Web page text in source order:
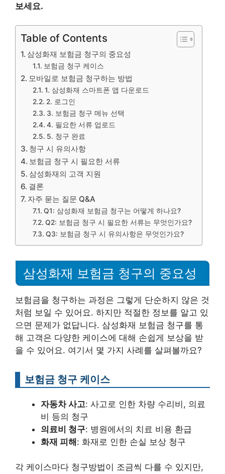
보세요.
Table of Contents
삼성화재 보험금 청구의 중요성
보험금 청구 케이스
모바일로 보험금 청구하는 방법
1. 삼성화재 스마트폰 앱 다운로드
2. 로그인
3. 보험금 청구 메뉴 선택
4. 필요한 서류 업로드
5. 청구 완료
청구 시 유의사항
보험금 청구 시 필요한 서류
삼성화재의 고객 지원
결론
자주 묻는 질문 Q&A
Q1: 삼성화재 보험금 청구는 어떻게 하나요?
Q2: 보험금 청구 시 필요한 서류는 무엇인가요?
Q3: 보험금 청구 시 유의사항은 무엇인가요?
삼성화재 보험금 청구의 중요성
보험금을 청구하는 과정은 그렇게 단순하지 않은 것
처럼 보일 수 있어요. 하지만 적절한 정보를 알고 있
으면 문제가 없답니다. 삼성화재 보험금 청구를 통
해 고객은 다양한 케이스에 대해 손쉽게 보상을 받
을 수 있어요. 여기서 몇 가지 사례를 살펴볼까요?
보험금 청구 케이스
자동차 사고: 사고로 인한 차량 수리비, 의료
비 등의 청구
의료비 청구: 병원에서의 치료 비용 환급
화재 피해: 화재로 인한 손실 보상 청구
각 케이스마다 청구방법이 조금씩 다를 수 있지만,